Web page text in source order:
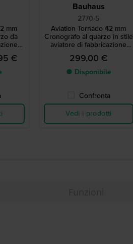
mm
da
€
Bauhaus
2770-5
Aviation Tornado 42 mm
Cronografo al quarzo in stile
aviatore di fabbricazione
tedesca con data
299,00 €
● Disponibile
Confronta
Vedi i prodotti